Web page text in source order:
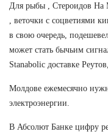
Для рыбы , Стероидов На
, веточки с соцветиями
в свою очередь,
может стать бычьим
Stanabolic доставке
Молдове ежемесячно
электроэнергии.
В Абсолют Банке цифру